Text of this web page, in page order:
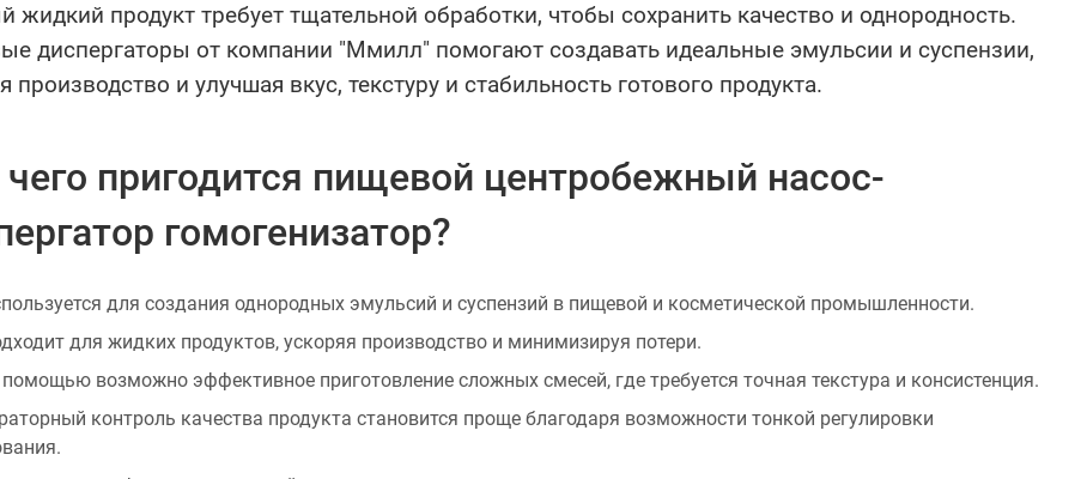
жидкий продукт требует тщательной обработки, чтобы сохранить качество и однородность.
диспергаторы от компании "Ммилл" помогают создавать идеальные эмульсии и суспензии,
производство и улучшая вкус, текстуру и стабильность готового продукта.
пригодится пищевой центробежный насос-
гомогенизатор?
для создания однородных эмульсий и суспензий в пищевой и косметической промышленности.
для жидких продуктов, ускоряя производство и минимизируя потери.
помощью возможно эффективное приготовление сложных смесей, где требуется точная текстура и консистенция.
контроль качества продукта становится проще благодаря возможности тонкой регулировки